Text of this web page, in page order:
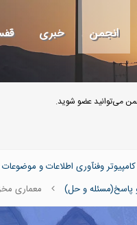
انجمن خبری
می‌توانید عضو شوید.
وفنآوری اطلاعات و
و حل)
معماری